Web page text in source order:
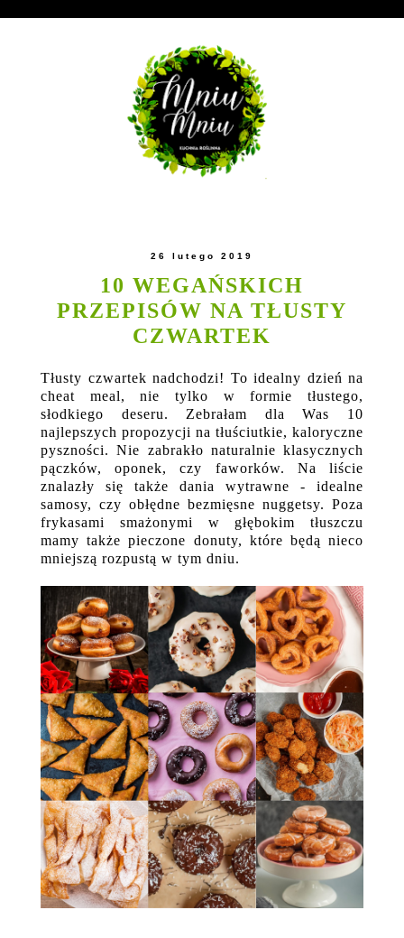
26 lutego 2019
10 WEGAŃSKICH
PRZEPISÓW NA TŁUSTY
CZWARTEK
Tłusty czwartek nadchodzi! To idealny dzień na
cheat meal, nie tylko w formie tłustego,
słodkiego deseru. Zebrałam dla Was 10
najlepszych propozycji na tłuściutkie, kaloryczne
pyszności. Nie zabrakło naturalnie klasycznych
pączków, oponek, czy faworków. Na liście
znalazły się także dania wytrawne - idealne
samosy, czy obłędne bezmięsne nuggetsy. Poza
frykasami smażonymi w głębokim tłuszczu
mamy także pieczone donuty, które będą nieco
mniejszą rozpustą w tym dniu.